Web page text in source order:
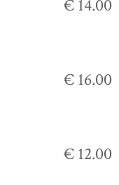
€ 14.00
€ 16.00
€ 12.00